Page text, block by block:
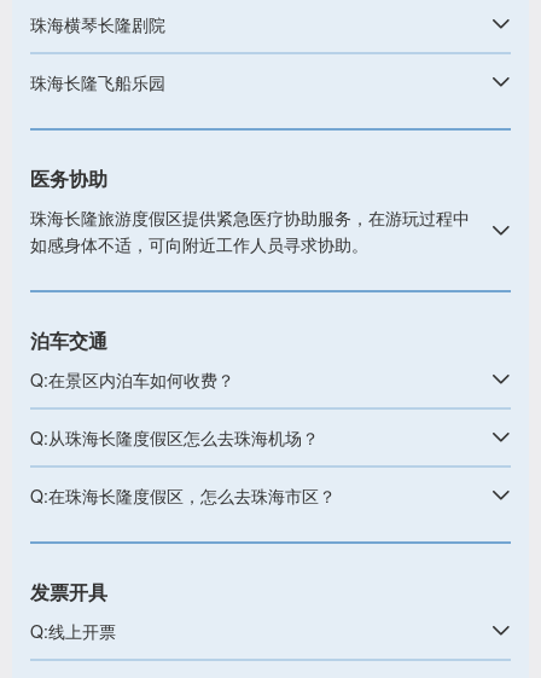
珠海横琴长隆剧院
珠海长隆飞船乐园
医务协助
珠海长隆旅游度假区提供紧急医疗协助服务，在游玩过程中
如感身体不适，可向附近工作人员寻求协助。
泊车交通
Q:在景区内泊车如何收费？
Q:从珠海长隆度假区怎么去珠海机场？
Q:在珠海长隆度假区，怎么去珠海市区？
发票开具
Q:线上开票